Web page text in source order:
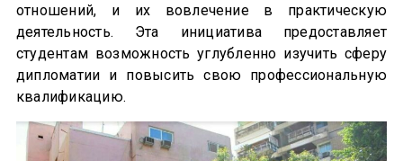
отношений, и их вовлечение в практическую
деятельность. Эта инициатива предоставляет
студентам возможность углубленно изучить сферу
дипломатии и повысить свою профессиональную
квалификацию.